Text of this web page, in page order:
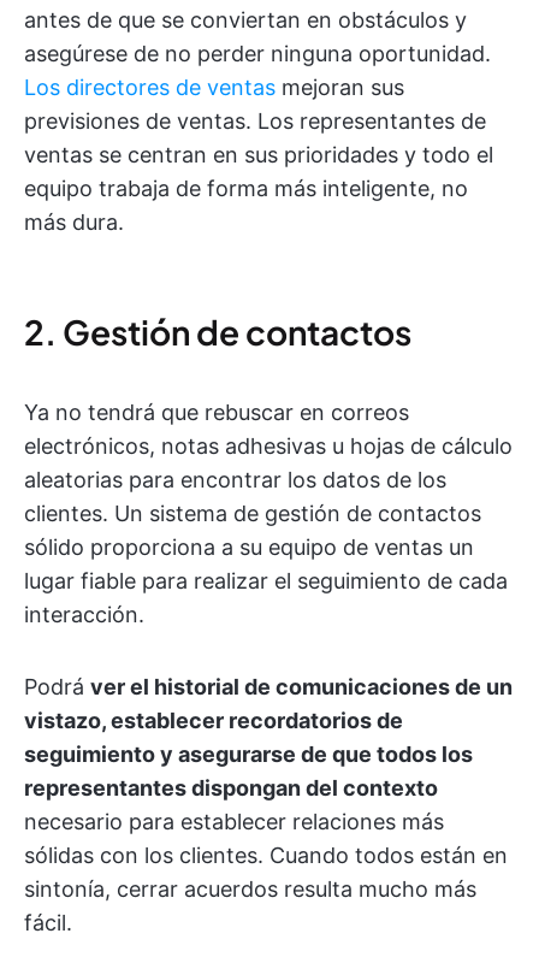
antes de que se conviertan en obstáculos y
asegúrese de no perder ninguna oportunidad.
Los directores de ventas mejoran sus
previsiones de ventas. Los representantes de
ventas se centran en sus prioridades y todo el
equipo trabaja de forma más inteligente, no
más dura.
2. Gestión de contactos
Ya no tendrá que rebuscar en correos
electrónicos, notas adhesivas u hojas de cálculo
aleatorias para encontrar los datos de los
clientes. Un sistema de gestión de contactos
sólido proporciona a su equipo de ventas un
lugar fiable para realizar el seguimiento de cada
interacción.
Podrá ver el historial de comunicaciones de un
vistazo, establecer recordatorios de
seguimiento y asegurarse de que todos los
representantes dispongan del contexto
necesario para establecer relaciones más
sólidas con los clientes. Cuando todos están en
sintonía, cerrar acuerdos resulta mucho más
fácil.